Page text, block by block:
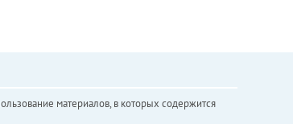
материалов, в которых содержится